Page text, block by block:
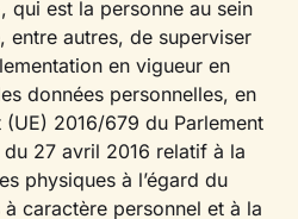
qui est la personne au sein
entre autres, de superviser
en vigueur en
données personnelles, en
2016/679 du Parlement
27 avril 2016 relatif à la
physiques à l’égard du
caractère personnel et à la